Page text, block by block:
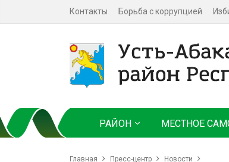
Контакты Борьба с коррупцией
РАЙОН МЕСТНОЕ
Главная Пресс-центр Новости